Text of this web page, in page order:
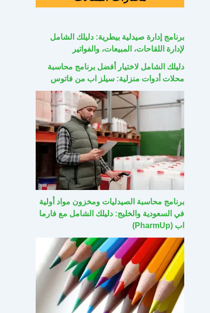
برنامج إدارة صيدلية بيطرية: دليلك الشامل
لإدارة اللقاحات، المبيعات، والفواتير
دليلك الشامل لاختيار أفضل برنامج محاسبة
محلات أدوات منزلية: سيلز اب من فاتوس
برنامج محاسبة الصيدليات ومخزون مواد أولية
في السعودية والخليج: دليلك الشامل مع فارما
اب (PharmUp)